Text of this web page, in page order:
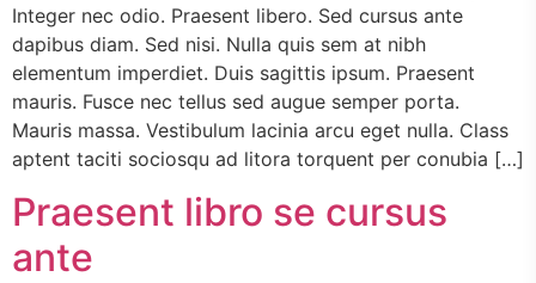
Integer nec odio. Praesent libero. Sed cursus ante
dapibus diam. Sed nisi. Nulla quis sem at nibh
elementum imperdiet. Duis sagittis ipsum. Praesent
mauris. Fusce nec tellus sed augue semper porta.
Mauris massa. Vestibulum lacinia arcu eget nulla. Class
aptent taciti sociosqu ad litora torquent per conubia […]
Praesent libro se cursus
ante